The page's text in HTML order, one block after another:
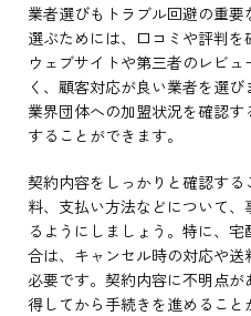
業者選びもトラブル回避の重
選ぶためには、口コミや評判
ウェブサイトや第三者のレビ
く、顧客対応が良い業者を選
業界団体への加盟状況を確認
することができます。
契約内容をしっかりと確認す
料、支払い方法などについて
るようにしましょう。特に、
合は、キャンセル時の対応や
必要です。契約内容に不明点
得してから手続きを進めること